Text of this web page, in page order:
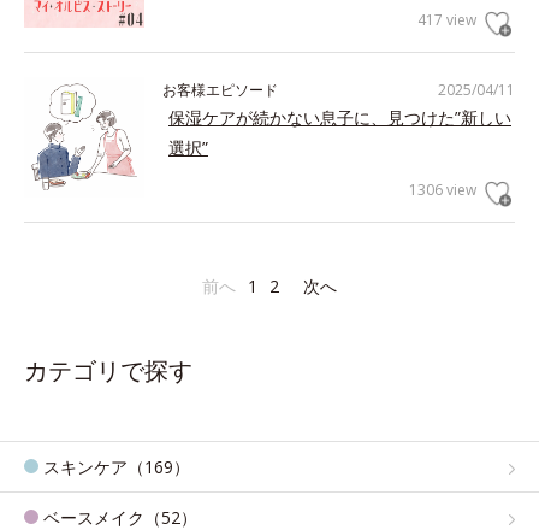
417 view
2025/04/11
お客様エピソード
保湿ケアが続かない息子に、見つけた”新しい
選択”
1306 view
前へ 1 2 次へ
カテゴリで探す
スキンケア（169）
ベースメイク（52）